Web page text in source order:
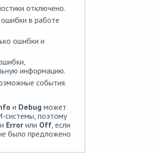
отключено.
в работе
ошибки и
информацию.
события.
и Debugможет
системы, поэтому
Errorили Off, если
было предложено